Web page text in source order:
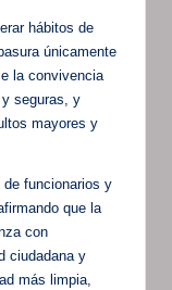
hábitos de
únicamente
la convivencia
seguras, y
mayores y
de funcionarios y
que la
con
ciudadana y
más limpia,